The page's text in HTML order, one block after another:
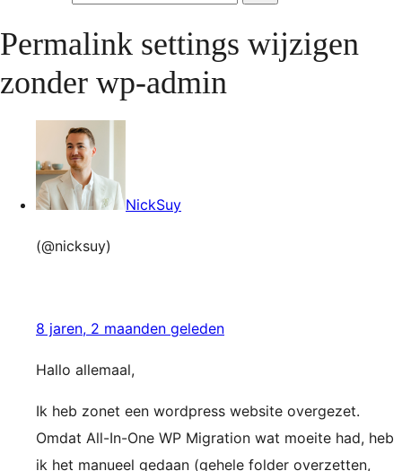
Forums
Permalink settings wijzigen
zonder wp-admin
NickSuy
(@nicksuy)
8 jaren, 2 maanden geleden
Hallo allemaal,
Ik heb zonet een wordpress website overgezet.
Omdat All-In-One WP Migration wat moeite had, heb
ik het manueel gedaan (gehele folder overzetten,